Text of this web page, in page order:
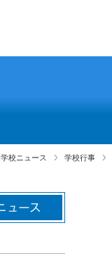
学校ニュース 学校行事